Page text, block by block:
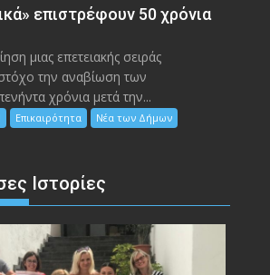
επιστρέφουν 50 χρόνια
μιας επετειακής σειράς
την αναβίωση των
χρόνια μετά την...
Επικαιρότητα
Νέα των Δήμων
Ιστορίες